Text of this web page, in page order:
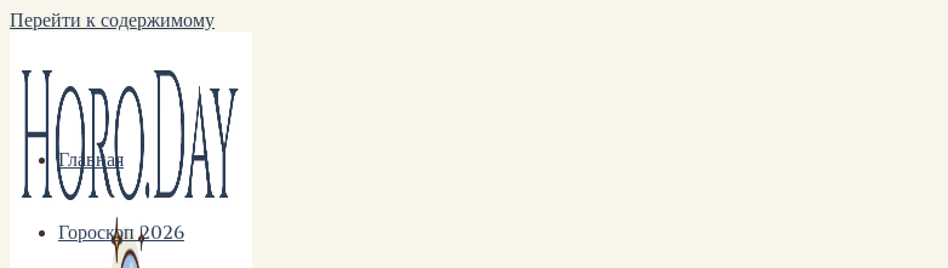
Перейти к содержимому
Главная
Гороскоп 2026